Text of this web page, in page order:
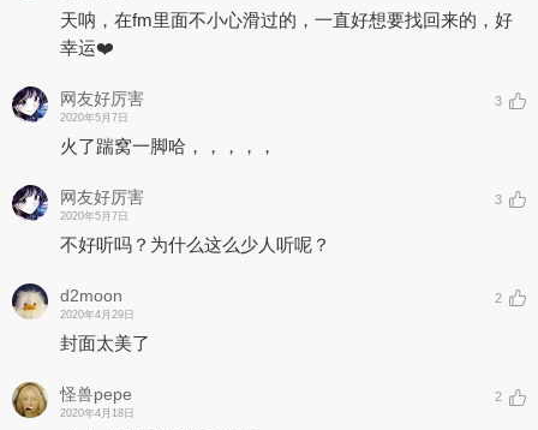
天呐，在fm里面不小心滑过的，一直好想要找回来的，好
幸运❤️
网友好厉害
2020年5月7日
3
火了踹窝一脚哈，，，，，
网友好厉害
2020年5月7日
3
不好听吗？为什么这么少人听呢？
d2moon
2020年4月29日
2
封面太美了
怪兽pepe
2020年4月18日
2